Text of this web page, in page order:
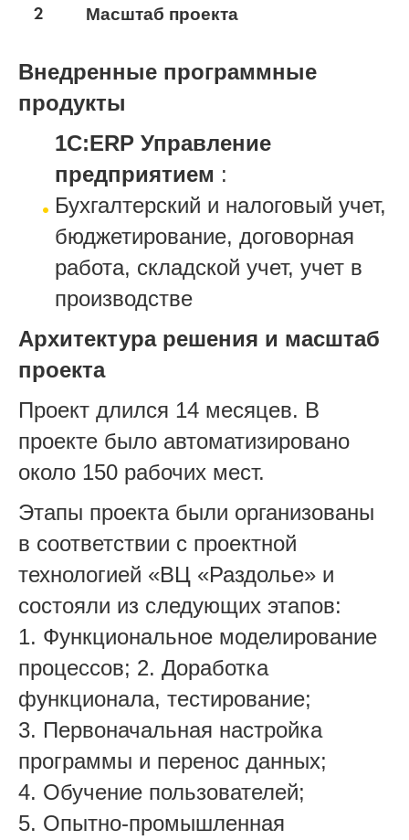
2 Масштаб проекта
Внедренные программные
продукты
1С:ERP Управление
предприятием :
Бухгалтерский и налоговый учет,
бюджетирование, договорная
работа, складской учет, учет в
производстве
Архитектура решения и масштаб
проекта
Проект длился 14 месяцев. В
проекте было автоматизировано
около 150 рабочих мест.
Этапы проекта были организованы
в соответствии с проектной
технологией «ВЦ «Раздолье» и
состояли из следующих этапов:
1. Функциональное моделирование
процессов; 2. Доработка
функционала, тестирование;
3. Первоначальная настройка
программы и перенос данных;
4. Обучение пользователей;
5. Опытно-промышленная